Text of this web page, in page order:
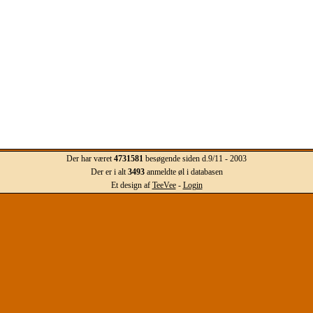
Der har været4731581besøgende siden d.9/11 - 2003
Der er i alt3493anmeldte øl i databasen
Et design af TeeVee- Login